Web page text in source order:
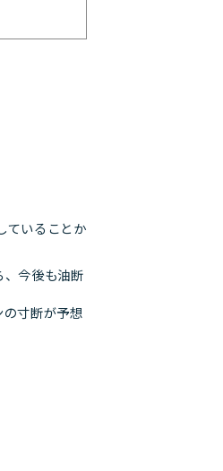
ていることか
、今後も油断
寸断が予想